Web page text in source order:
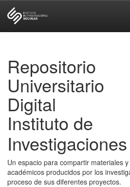
Repositorio
Universitario
Digital
Instituto de
Un espacio para compartir materiales
académicos producidos por los
proceso de sus diferentes proyectos.